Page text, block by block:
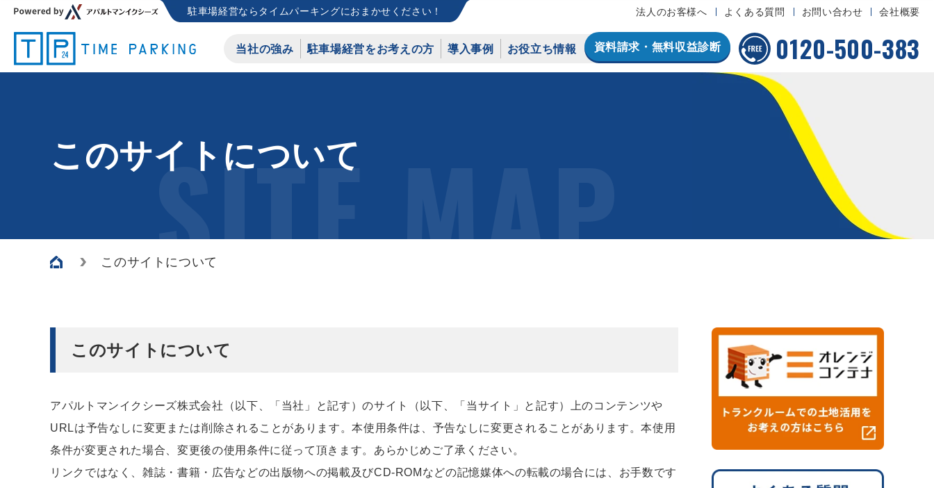
駐車場経営ならタイムパーキングにおまかせください！ 法人のお客様へ よくある質問 お問い合わせ 会社概要
当社の強み 駐車場経営をお考えの方 導入事例 お役立ち情報 資料請求・無料収益診断 0120-500-383
このサイトについて
SITE MAP
このサイトについて
このサイトについて
アパルトマンイクシーズ株式会社（以下、「当社」と記す）のサイト（以下、「当サイト」と記す）上のコンテンツや
URLは予告なしに変更または削除されることがあります。本使用条件は、予告なしに変更されることがあります。本使用
条件が変更された場合、変更後の使用条件に従って頂きます。あらかじめご了承ください。
リンクではなく、雑誌・書籍・広告などの出版物への掲載及びCD-ROMなどの記憶媒体への転載の場合には、お手数です